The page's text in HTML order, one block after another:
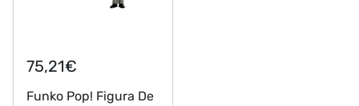
75,21€
Funko Pop! Figura De